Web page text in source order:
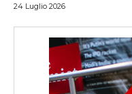
24 Luglio 2026